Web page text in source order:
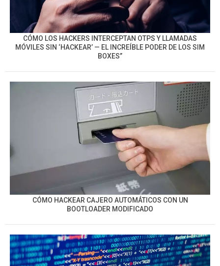
CÓMO LOS HACKERS INTERCEPTAN OTPS Y LLAMADAS
MÓVILES SIN ‘HACKEAR’ — EL INCREÍBLE PODER DE LOS SIM
BOXES”
CÓMO HACKEAR CAJERO AUTOMÁTICOS CON UN
BOOTLOADER MODIFICADO